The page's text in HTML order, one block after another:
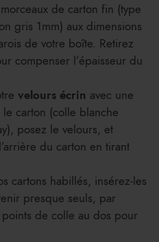
de carton fin (type
gris 1mm) aux dimensions
de votre boîte. Retirez
compenser l’épaisseur du
velours écrin avec une
carton (colle blanche
posez le velours, et
du carton en tirant
cartons habillés, insérez-les
presque seuls, par
de colle au dos pour